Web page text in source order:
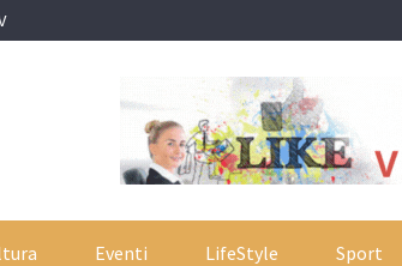
Eventi LifeStyle Sport